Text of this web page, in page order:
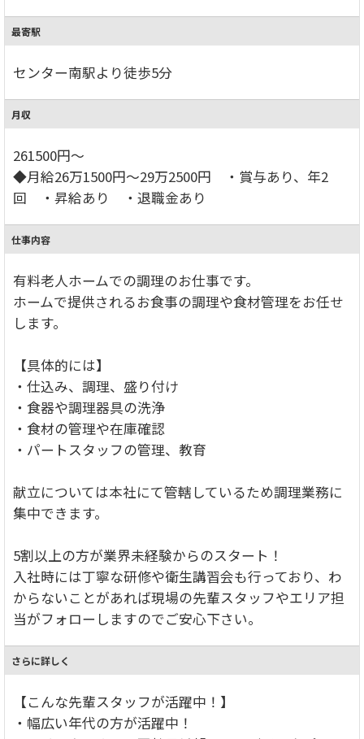
最寄駅
センター南駅より徒歩5分
月収
261500円～
◆月給26万1500円～29万2500円 ・賞与あり、年2
回 ・昇給あり ・退職金あり
仕事内容
有料老人ホームでの調理のお仕事です。
ホームで提供されるお食事の調理や食材管理をお任せ
します。
【具体的には】
・仕込み、調理、盛り付け
・食器や調理器具の洗浄
・食材の管理や在庫確認
・パートスタッフの管理、教育
献立については本社にて管轄しているため調理業務に
集中できます。
5割以上の方が業界未経験からのスタート！
入社時には丁寧な研修や衛生講習会も行っており、わ
からないことがあれば現場の先輩スタッフやエリア担
当がフォローしますのでご安心下さい。
さらに詳しく
【こんな先輩スタッフが活躍中！】
・幅広い年代の方が活躍中！